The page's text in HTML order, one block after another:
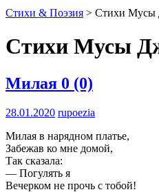
Стихи & Поэзия > Стихи Мусы
Стихи Мусы
Милая 0 (0)
28.01.2020 rupoezia
Милая в нарядном платье,
Забежав ко мне домой,
Так сказала:
— Погулять я
Вечерком не прочь с тобой!